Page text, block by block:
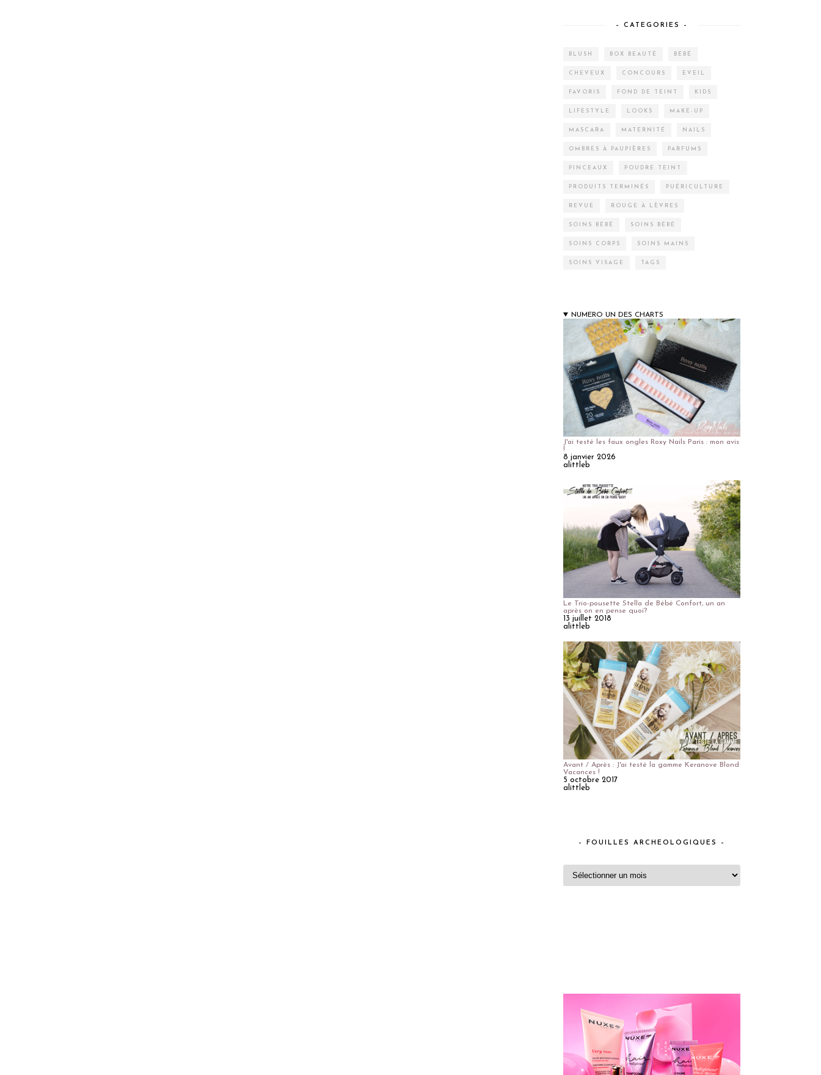
– CATEGORIES –
BLUSH BOX BEAUTÉ BÉBÉ
CHEVEUX CONCOURS EVEIL
FAVORIS FOND DE TEINT KIDS
LIFESTYLE LOOKS MAKE-UP
MASCARA MATERNITÉ NAILS
OMBRES À PAUPIÈRES PARFUMS
PINCEAUX POUDRE TEINT
PRODUITS TERMINÉS PUÉRICULTURE
REVUE ROUGE À LÈVRES
SOINS BÉBÉ SOINS BÉBÉ
SOINS CORPS SOINS MAINS
SOINS VISAGE TAGS
NUMERO UN DES CHARTS
J'ai testé les faux ongles Roxy Nails Paris : mon avis
!
8 janvier 2026
alittleb
Le Trio-pousette Stella de Bébé Confort, un an
après on en pense quoi?
13 juillet 2018
alittleb
Avant / Après : J'ai testé la gamme Keranove Blond
Vacances !
5 octobre 2017
alittleb
– FOUILLES ARCHEOLOGIQUES –